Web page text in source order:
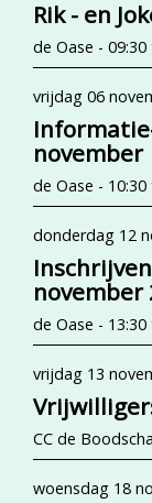
Rik - en
de Oase -
vrijdag 06
november
de Oase -
donderdag 12
november
de Oase -
vrijdag 13
CC de
woensdag 18